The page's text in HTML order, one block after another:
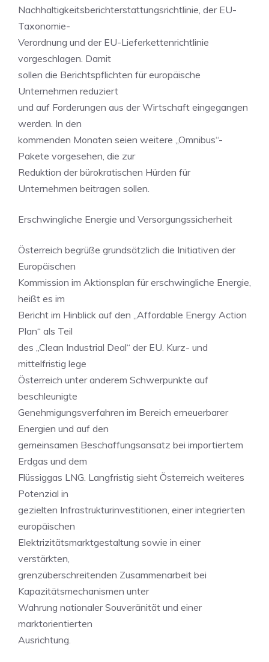
Nachhaltigkeitsberichterstattungsrichtlinie, der EU-
Taxonomie-
Verordnung und der EU-Lieferkettenrichtlinie
vorgeschlagen. Damit
sollen die Berichtspflichten für europäische
Unternehmen reduziert
und auf Forderungen aus der Wirtschaft eingegangen
werden. In den
kommenden Monaten seien weitere „Omnibus“-
Pakete vorgesehen, die zur
Reduktion der bürokratischen Hürden für
Unternehmen beitragen sollen.
Erschwingliche Energie und Versorgungssicherheit
Österreich begrüße grundsätzlich die Initiativen der
Europäischen
Kommission im Aktionsplan für erschwingliche Energie,
heißt es im
Bericht im Hinblick auf den „Affordable Energy Action
Plan“ als Teil
des „Clean Industrial Deal“ der EU. Kurz- und
mittelfristig lege
Österreich unter anderem Schwerpunkte auf
beschleunigte
Genehmigungsverfahren im Bereich erneuerbarer
Energien und auf den
gemeinsamen Beschaffungsansatz bei importiertem
Erdgas und dem
Flüssiggas LNG. Langfristig sieht Österreich weiteres
Potenzial in
gezielten Infrastrukturinvestitionen, einer integrierten
europäischen
Elektrizitätsmarktgestaltung sowie in einer
verstärkten,
grenzüberschreitenden Zusammenarbeit bei
Kapazitätsmechanismen unter
Wahrung nationaler Souveränität und einer
marktorientierten
Ausrichtung.